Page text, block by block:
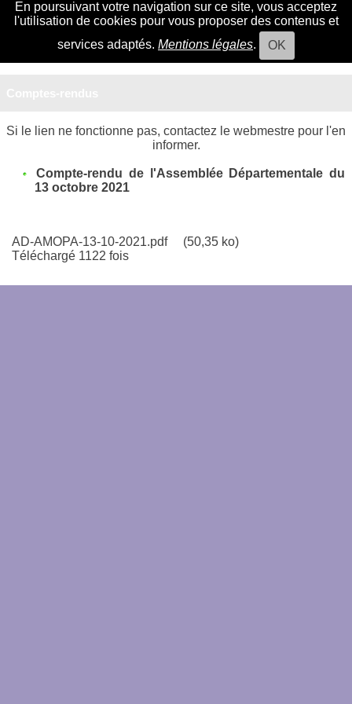
En poursuivant votre navigation sur ce site, vous acceptez
l'utilisation de cookies pour vous proposer des contenus et
services adaptés. Mentions légales. OK
Si le lien ne fonctionne pas, contactez le webmestre pour l'en
informer.
Compte-rendu de l'Assemblée Départementale du
13 octobre 2021
AD-AMOPA-13-10-2021.pdf
(50,35 ko)
Téléchargé 1122 fois